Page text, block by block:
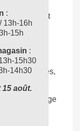
désinfectent
collectivités,
pour un usage
:
13h-16h
15h
:
15h30
14h30
15 août.